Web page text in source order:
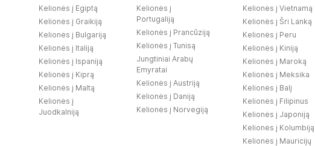
Kelionės į Egiptą
Kelionės į Graikiją
Kelionės į Bulgariją
Kelionės į Italiją
Kelionės į Ispaniją
Kelionės į Kiprą
Kelionės į Maltą
Kelionės į
Juodkalniją
Kelionės į
Portugaliją
Kelionės į Prancūziją
Kelionės į Tunisą
Jungtiniai Arabų
Emyratai
Kelionės į Austriją
Kelionės į Daniją
Kelionės į Norvegiją
Kelionės į Vietnamą
Kelionės į Šri Lanką
Kelionės į Peru
Kelionės į Kiniją
Kelionės į Maroką
Kelionės į Meksika
Kelionės į Balį
Kelionės į Filipinus
Kelionės į Japoniją
Kelionės į Kolumbiją
Kelionės į Mauricijų